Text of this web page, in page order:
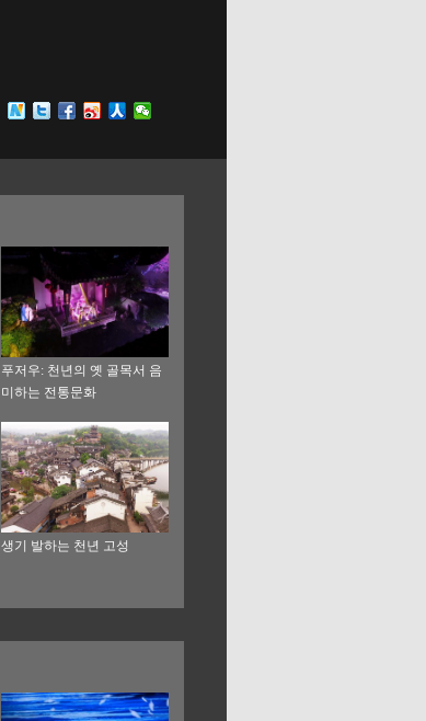
푸저우: 천년의 옛 골목서 음
미하는 전통문화
생기 발하는 천년 고성